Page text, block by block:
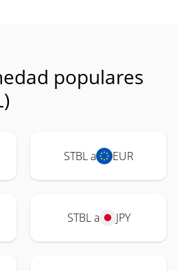
populares
STBL a EUR
STBL a JPY